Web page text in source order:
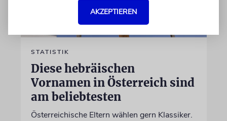
STATISTIK
Diese hebräischen
Vornamen in Österreich sind
am beliebtesten
Österreichische Eltern wählen gern Klassiker.
AKZEPTIEREN